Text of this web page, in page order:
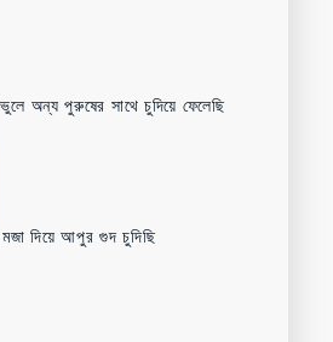
ভুলে অন্য পুরুষের সাথে চুদিয়ে ফেলেছি
দিয়ে আপুর গুদ চুদিছি